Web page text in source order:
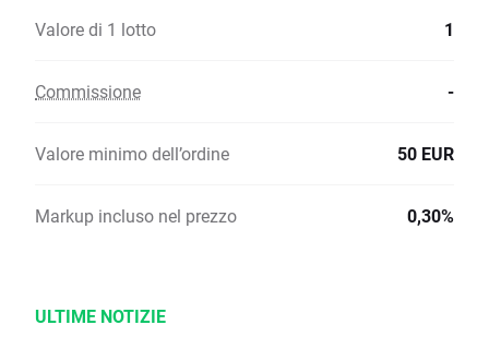
Valore di 1 lotto 1
Commissione -
Valore minimo dell’ordine 50 EUR
Markup incluso nel prezzo 0,30%
ULTIME NOTIZIE